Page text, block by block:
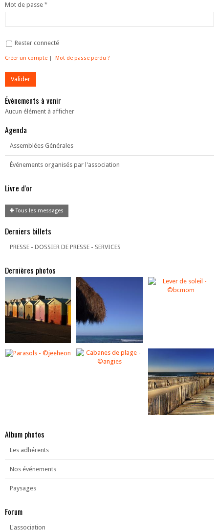
Mot de passe
Rester connecté
Créer un compte | Mot de passe perdu ?
Évènements à venir
Aucun élément à afficher
Agenda
Assemblées Générales
Événements organisés par l'association
Livre d'or
Tous les messages
Derniers billets
PRESSE - DOSSIER DE PRESSE - SERVICES
Dernières photos
Album photos
Les adhérents
Nos événements
Paysages
Forum
L'association